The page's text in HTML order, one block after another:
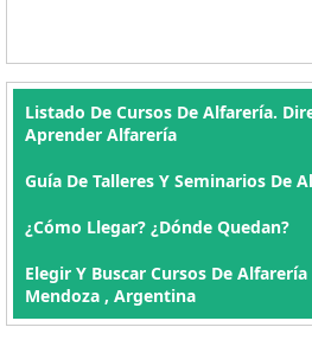
Listado De Cursos De Alfarería.
Aprender Alfarería
Guía De Talleres Y Seminarios De
¿Cómo Llegar? ¿Dónde Quedan?
Elegir Y Buscar Cursos De
Mendoza , Argentina